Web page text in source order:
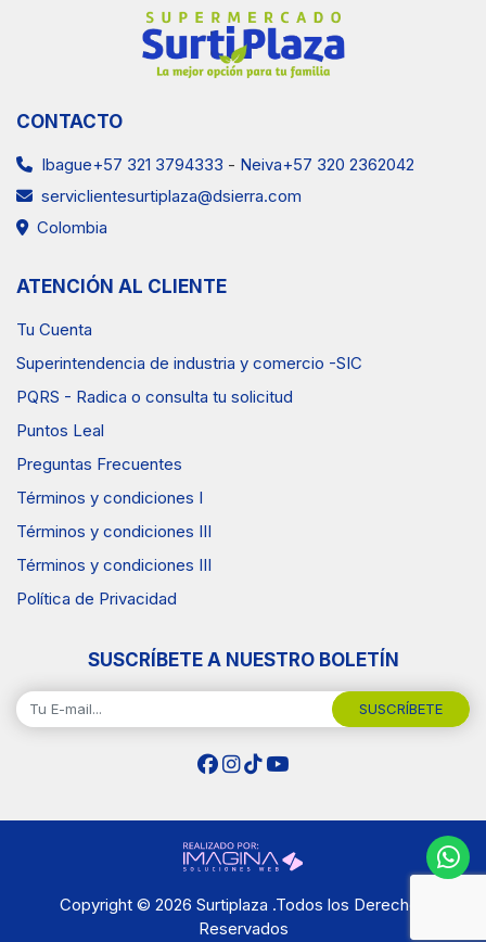
CONTACTO
Ibague+57 321 3794333 - Neiva+57 320 2362042
serviclientesurtiplaza@dsierra.com
Colombia
ATENCIÓN AL CLIENTE
Tu Cuenta
Superintendencia de industria y comercio -SIC
PQRS - Radica o consulta tu solicitud
Puntos Leal
Preguntas Frecuentes
Términos y condiciones I
Términos y condiciones III
Términos y condiciones III
Política de Privacidad
SUSCRÍBETE A NUESTRO BOLETÍN
SUSCRÍBETE
Copyright © 2026 Surtiplaza .Todos los Derechos
Reservados
(57) 3202362042